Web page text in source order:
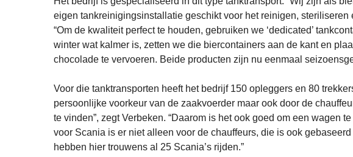
eigen tankreinigingsinstallatie geschikt voor het reinigen, steriliseren
“Om de kwaliteit perfect te houden, gebruiken we ‘dedicated’
winter wat kalmer is, zetten we die biercontainers aan de kant en
chocolade te vervoeren. Beide producten zijn nu eenmaal
Voor die tanktransporten heeft het bedrijf 150 opleggers en 80
persoonlijke voorkeur van de zaakvoerder maar ook door de
te vinden”, zegt Verbeken. “Daarom is het ook goed om een wagen
voor Scania is er niet alleen voor de chauffeurs, die is ook
hebben hier trouwens al 25 Scania’s rijden.”